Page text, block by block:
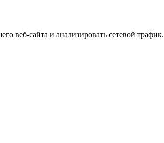
веб-сайта и анализировать сетевой трафик.